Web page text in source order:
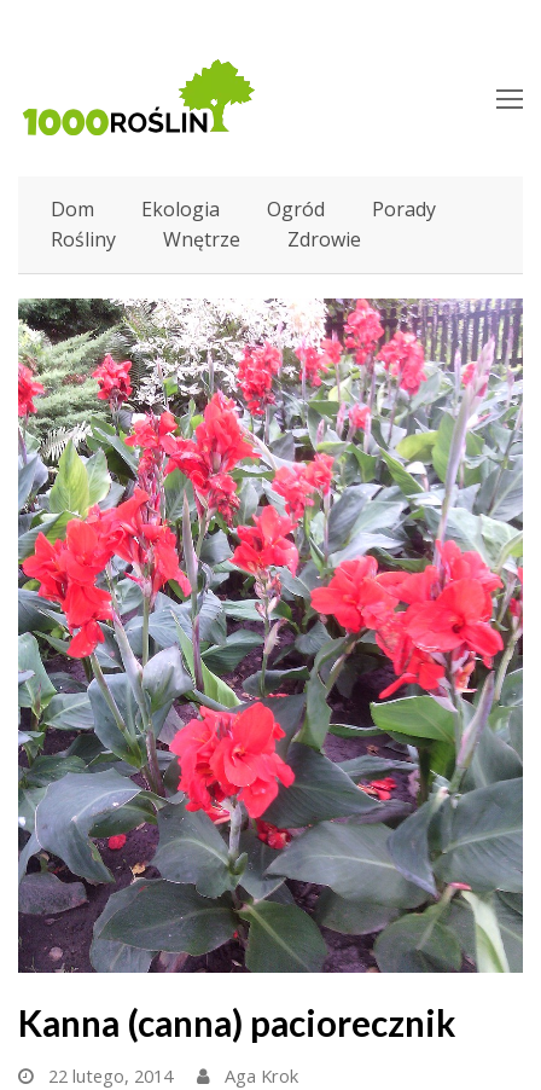
Dom Ekologia Ogród
Porady
Rośliny
Wnętrze Zdrowie
Kanna (canna) paciorecznik
22 lutego, 2014 Aga Krok